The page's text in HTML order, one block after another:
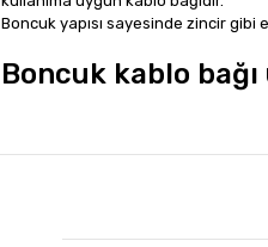
Boncuk yapısı sayesinde zincir
Boncuk kablo
Bu ürünün fiyat bilgisi, resim,
Ürün resmi kalitesiz, bozuk